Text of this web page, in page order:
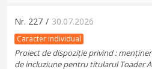
Nr. 227 / 30.07.2026
Caracter individual
Proiect de dispoziție privind :
de incluziune pentru titularul Toader